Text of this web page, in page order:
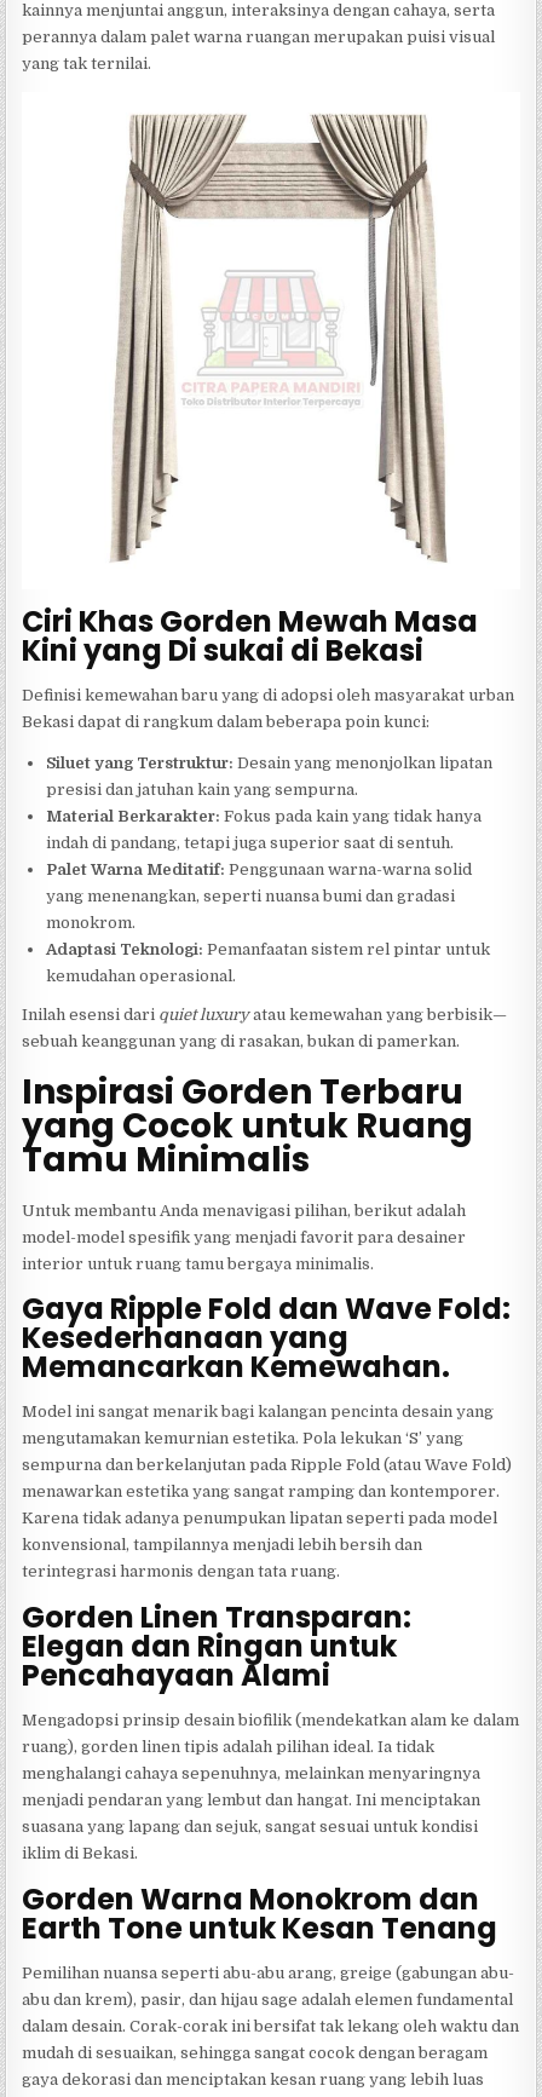
kainnya menjuntai anggun, interaksinya dengan cahaya, serta
perannya dalam palet warna ruangan merupakan puisi visual
yang tak ternilai.
Ciri Khas Gorden Mewah Masa
Kini yang Di sukai di Bekasi
Definisi kemewahan baru yang di adopsi oleh masyarakat urban
Bekasi dapat di rangkum dalam beberapa poin kunci:
Siluet yang Terstruktur: Desain yang menonjolkan lipatan
presisi dan jatuhan kain yang sempurna.
Material Berkarakter: Fokus pada kain yang tidak hanya
indah di pandang, tetapi juga superior saat di sentuh.
Palet Warna Meditatif: Penggunaan warna-warna solid
yang menenangkan, seperti nuansa bumi dan gradasi
monokrom.
Adaptasi Teknologi: Pemanfaatan sistem rel pintar untuk
kemudahan operasional.
Inilah esensi dari quiet luxuryatau kemewahan yang berbisik—
sebuah keanggunan yang di rasakan, bukan di pamerkan.
Inspirasi Gorden Terbaru
yang Cocok untuk Ruang
Tamu Minimalis
Untuk membantu Anda menavigasi pilihan, berikut adalah
model-model spesifik yang menjadi favorit para desainer
interior untuk ruang tamu bergaya minimalis.
Gaya Ripple Fold dan Wave Fold:
Kesederhanaan yang
Memancarkan Kemewahan.
Model ini sangat menarik bagi kalangan pencinta desain yang
mengutamakan kemurnian estetika. Pola lekukan ‘S’ yang
sempurna dan berkelanjutan pada Ripple Fold (atau Wave Fold)
menawarkan estetika yang sangat ramping dan kontemporer.
Karena tidak adanya penumpukan lipatan seperti pada model
konvensional, tampilannya menjadi lebih bersih dan
terintegrasi harmonis dengan tata ruang.
Gorden Linen Transparan:
Elegan dan Ringan untuk
Pencahayaan Alami
Mengadopsi prinsip desain biofilik (mendekatkan alam ke dalam
ruang), gorden linen tipis adalah pilihan ideal. Ia tidak
menghalangi cahaya sepenuhnya, melainkan menyaringnya
menjadi pendaran yang lembut dan hangat. Ini menciptakan
suasana yang lapang dan sejuk, sangat sesuai untuk kondisi
iklim di Bekasi.
Gorden Warna Monokrom dan
Earth Tone untuk Kesan Tenang
Pemilihan nuansa seperti abu-abu arang, greige (gabungan abu-
abu dan krem), pasir, dan hijau sage adalah elemen fundamental
dalam desain. Corak-corak ini bersifat tak lekang oleh waktu dan
mudah di sesuaikan, sehingga sangat cocok dengan beragam
gaya dekorasi dan menciptakan kesan ruang yang lebih luas